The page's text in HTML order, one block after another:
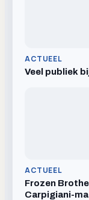
ACTUEEL
Veel publiek
ACTUEEL
Frozen
Carpigiani-